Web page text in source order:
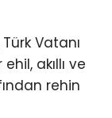
Vatanı
akıllı ve
rehin